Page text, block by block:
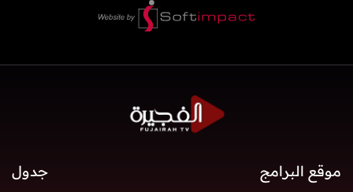
موقع البرامج
جدول